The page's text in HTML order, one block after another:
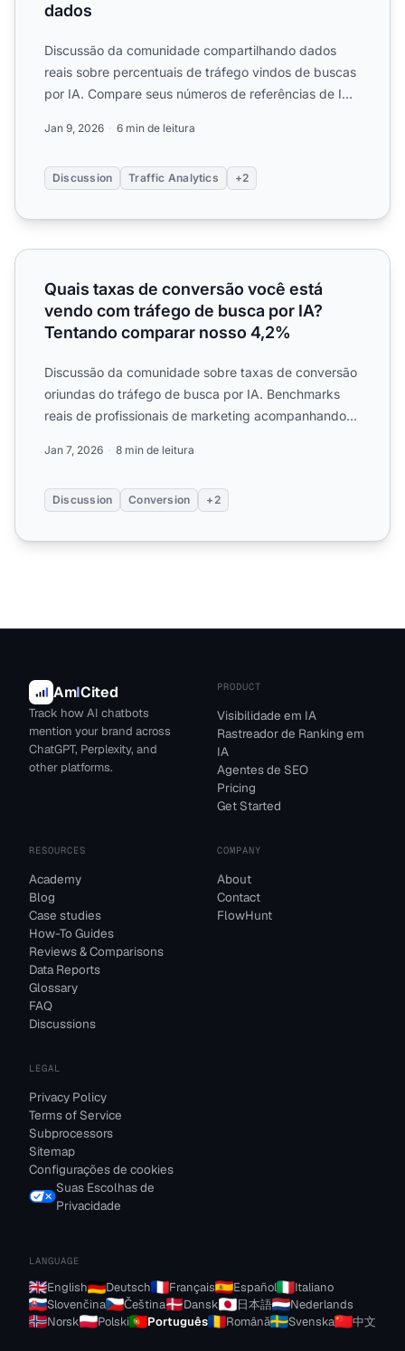
dados
Discussão da comunidade compartilhando dados
reais sobre percentuais de tráfego vindos de buscas
por IA. Compare seus números de referências de IA
Jan 9, 2026 6 min de leitura
Discussion Traffic Analytics +2
Quais taxas de conversão você está vendo com tráfego
Quais taxas de conversão você está
vendo com tráfego de busca por IA?
Tentando comparar nosso 4,2%
Discussão da comunidade sobre taxas de conversão
oriundas do tráfego de busca por IA. Benchmarks
reais de profissionais de marketing acompanhando
Jan 7, 2026 8 min de leitura
Discussion Conversion +2
AmICited
Track how AI chatbots
mention your brand across
ChatGPT, Perplexity, and
other platforms.
PRODUCT
Visibilidade em IA
Rastreador de Ranking em
IA
Agentes de SEO
Pricing
Get Started
RESOURCES
Academy
Blog
Case studies
How-To Guides
Reviews & Comparisons
Data Reports
Glossary
FAQ
Discussions
COMPANY
About
Contact
FlowHunt
LEGAL
Privacy Policy
Terms of Service
Subprocessors
Sitemap
Configurações de cookies
Suas Escolhas de
Privacidade
LANGUAGE
English Deutsch Français Español
Italiano
Slovenčina
Čeština Dansk 日本語
Nederlands
Norsk
Polski Português Română Svenska 中文